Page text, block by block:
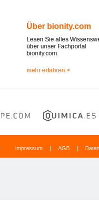
Über bionity.com
Lesen Sie alles
über unser Fachportal
bionity.com.
mehr erfahren >
Impressum | AGB |